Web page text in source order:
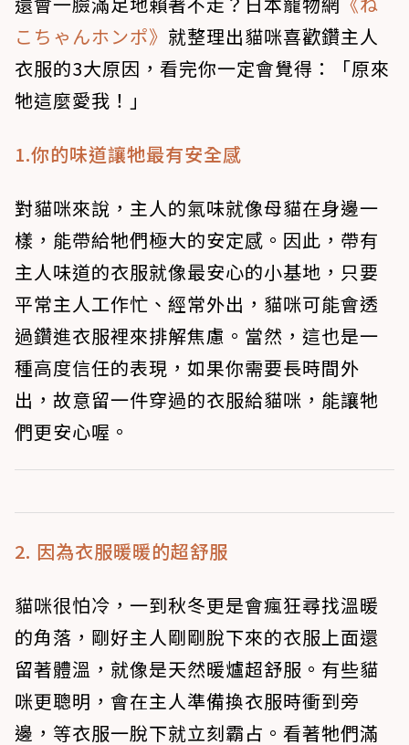
こちゃんホンポ》 就整理出貓咪喜歡鑽主人
衣服的3大原因，看完你一定會覺得：「原來
牠這麼愛我！」
1.你的味道讓牠最有安全感
對貓咪來說，主人的氣味就像母貓在身邊一
樣，能帶給牠們極大的安定感。因此，帶有
主人味道的衣服就像最安心的小基地，只要
平常主人工作忙、經常外出，貓咪可能會透
過鑽進衣服裡來排解焦慮。當然，這也是一
種高度信任的表現，如果你需要長時間外
出，故意留一件穿過的衣服給貓咪，能讓牠
們更安心喔。
2. 因為衣服暖暖的超舒服
貓咪很怕冷，一到秋冬更是會瘋狂尋找溫暖
的角落，剛好主人剛剛脫下來的衣服上面還
留著體溫，就像是天然暖爐超舒服。有些貓
咪更聰明，會在主人準備換衣服時衝到旁
邊，等衣服一脫下就立刻霸占。看著牠們滿